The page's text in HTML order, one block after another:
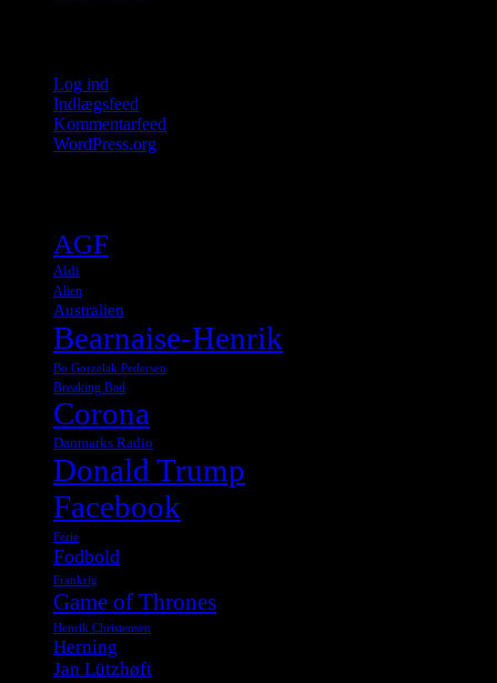
Log ind
Indlægsfeed
Kommentarfeed
WordPress.org
AGF
Aldi
Alien
Australien
Bearnaise-Henrik
Bo Gorzelak Pedersen
Breaking Bad
Corona
Danmarks Radio
Donald Trump
Facebook
Ferie
Fodbold
Frankrig
Game of Thrones
Henrik Christensen
Herning
Jan Lützhøft